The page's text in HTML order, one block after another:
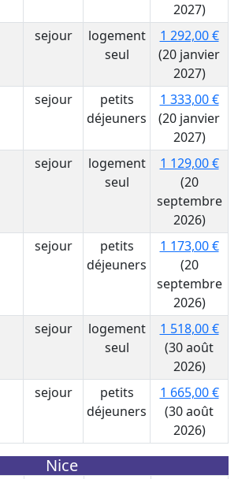
2027)
sejour
logement
seul
1 292,00 €
(20 janvier
2027)
sejour
petits
déjeuners
1 333,00 €
(20 janvier
2027)
sejour
logement
seul
1 129,00 €
(20
septembre
2026)
sejour
petits
déjeuners
1 173,00 €
(20
septembre
2026)
sejour
logement
seul
1 518,00 €
(30 août
2026)
sejour
petits
déjeuners
1 665,00 €
(30 août
2026)
Nice